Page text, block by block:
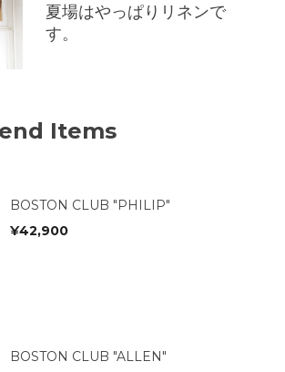
夏場はやっぱりリネンで
す。
Items
BOSTON CLUB "PHILIP"
¥42,900
BOSTON CLUB "ALLEN"